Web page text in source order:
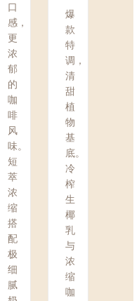
口
感，
更
浓
郁
的
咖
啡
风
味。
短
萃
浓
缩
搭
配
极
细
腻
爆
款
特
调，
清
甜
植
物
基
底。
冷
榨
生
椰
乳
与
浓
缩
咖